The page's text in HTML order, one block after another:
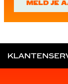
MELD JE